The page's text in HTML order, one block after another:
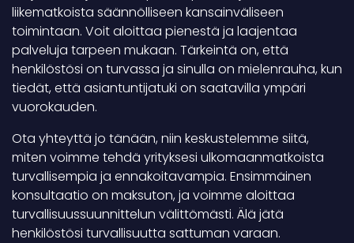
liikematkoista säännölliseen kansainväliseen
toimintaan. Voit aloittaa pienestä ja laajentaa
palveluja tarpeen mukaan. Tärkeintä on, että
henkilöstösi on turvassa ja sinulla on mielenrauha, kun
tiedät, että asiantuntijatuki on saatavilla ympäri
vuorokauden.
Ota yhteyttä jo tänään, niin keskustelemme siitä,
miten voimme tehdä yrityksesi ulkomaanmatkoista
turvallisempia ja ennakoitavampia. Ensimmäinen
konsultaatio on maksuton, ja voimme aloittaa
turvallisuussuunnittelun välittömästi. Älä jätä
henkilöstösi turvallisuutta sattuman varaan.